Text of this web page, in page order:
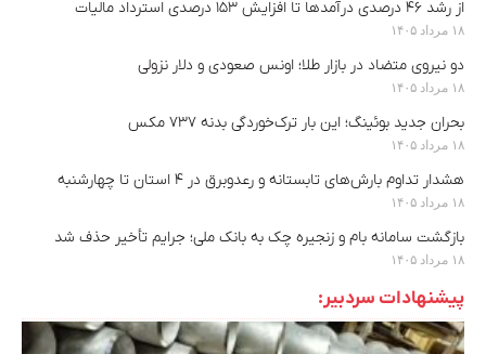
از رشد ۴۶ درصدی درآمدها تا افزایش ۱۵۳ درصدی استرداد مالیات
۱۸ مرداد ۱۴۰۵
دو نیروی متضاد در بازار طلا؛ اونس صعودی و دلار نزولی
۱۸ مرداد ۱۴۰۵
بحران جدید بوئینگ؛ این بار ترک‌خوردگی بدنه ۷۳۷ مکس
۱۸ مرداد ۱۴۰۵
هشدار تداوم بارش‌های تابستانه و رعدوبرق در ۴ استان تا چهارشنبه
۱۸ مرداد ۱۴۰۵
بازگشت سامانه بام و زنجیره چک به بانک ملی؛ جرایم تأخیر حذف شد
۱۸ مرداد ۱۴۰۵
پیشنهادات سردبیر: